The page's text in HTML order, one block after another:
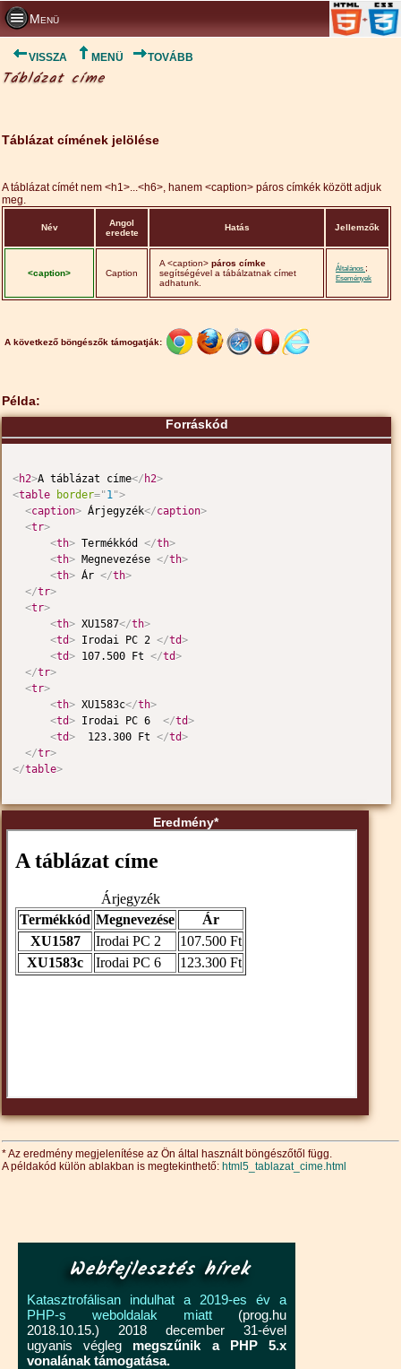
Menü
VISSZA MENÜ TOVÁBB
Táblázat címe
Táblázat címének jelölése
A táblázat címét nem <h1>...<h6>, hanem <caption> páros címkék között adjuk
meg.
Név
Angol
eredete
Hatás Jellemzők
<caption> Caption
A <caption> páros címke
segítségével a tábálzatnak címet
adhatunk.
Általános ;
Események
A következő böngészők támogatják:
Példa:
Forráskód
<h2>A táblázat címe</ h2>
<table border="1">
<caption> Árjegyzék</caption>
<tr>
<th> Termékkód </th>
<th> Megnevezése </th>
<th> Ár </th>
</tr>
<tr>
<th> XU1587</th>
<td> Irodai PC 2 </td>
<td> 107.500 Ft </td>
</tr>
<tr>
<th> XU1583c</th>
<td> Irodai PC 6 </td>
<td>
  123.300 Ft
</td>
</tr>
</table>
Eredmény*
* Az eredmény megjelenítése az Ön által használt böngészőtől függ.
A példakód külön ablakban is megtekinthető: html5_tablazat_cime.html
Webfejlesztés hírek
Katasztrofálisan indulhat a 2019-es év a
PHP-s weboldalak miatt (prog.hu
2018.10.15.) 2018 december 31-ével
ugyanis végleg megszűnik a PHP 5.x
vonalának támogatása.